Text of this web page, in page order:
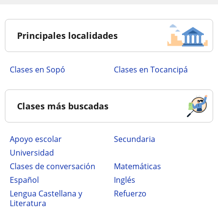
Principales localidades
Clases en Sopó Clases en Tocancipá
Clases más buscadas
Apoyo escolar
secundaria
Universidad
Clases de conversación
Matemáticas
Español
Inglés
Lengua Castellana y
Literatura
Refuerzo